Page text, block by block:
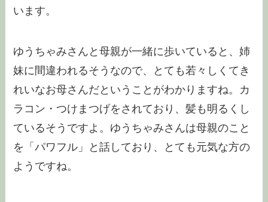
います。
ゆうちゃみさんと母親が一緒に歩いていると、姉
妹に間違われるそうなので、とても若々しくてき
れいなお母さんだということがわかりますね。カ
ラコン・つけまつげをされており、髪も明るくし
ているそうですよ。ゆうちゃみさんは母親のこと
を「パワフル」と話しており、とても元気な方の
ようですね。